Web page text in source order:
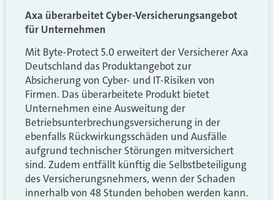
Axa überarbeitet Cyber-Versicherungsangebot
für Unternehmen
Mit Byte-Protect 5.0 erweitert der Versicherer Axa
Deutschland das Produktangebot zur
Absicherung von Cyber- und IT-Risiken von
Firmen. Das überarbeitete Produkt bietet
Unternehmen eine Ausweitung der
Betriebsunterbrechungsversicherung in der
ebenfalls Rückwirkungsschäden und Ausfälle
aufgrund technischer Störungen mitversichert
sind. Zudem entfällt künftig die Selbstbeteiligung
des Versicherungsnehmers, wenn der Schaden
innerhalb von 48 Stunden behoben werden kann.